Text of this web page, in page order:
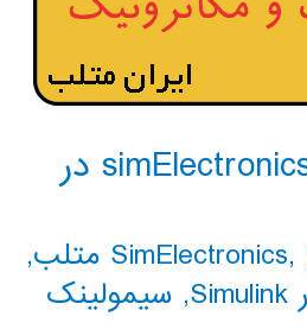
فیلم آموزشی simElectronics در
,
,
, سیمولینک